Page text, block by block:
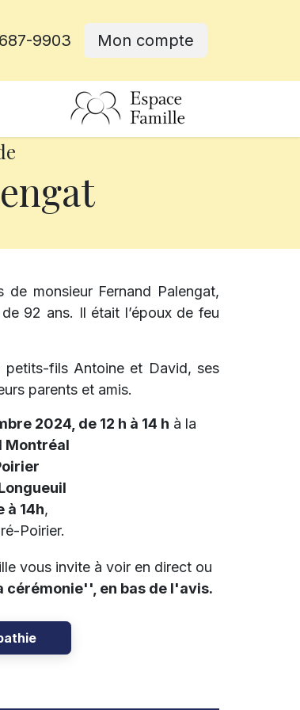
9903 Mon compte
monsieur Fernand Palengat,
92 ans. Il était l’époux de feu
petits-fils Antoine et David, ses
parents et amis.
2024, de 12 h à 14 h à la
Montréal
à 14h,
Poirier.
vous invite à voir en direct ou
cérémonie'', en bas de l'avis.